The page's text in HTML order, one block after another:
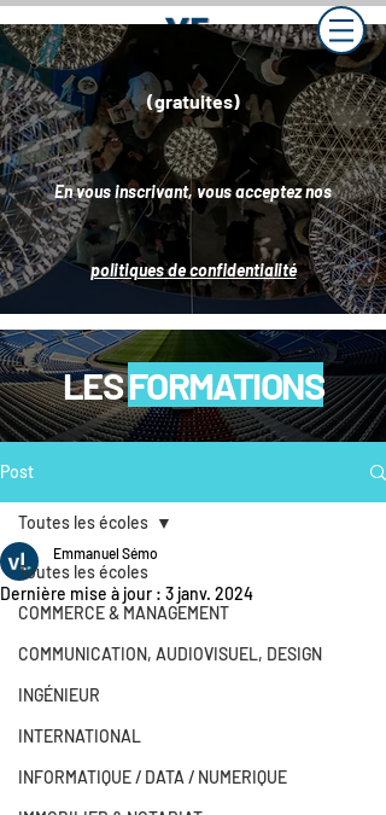
(gratuites)
En vous inscrivant, vous acceptez nos
politiques de confidentialité
LESFORMATIONS
Post
Toutes les écoles
COMMERCE & MANAGEMENT
COMMUNICATION, AUDIOVISUEL, DESIGN
INGÉNIEUR
INTERNATIONAL
INFORMATIQUE / DATA / NUMERIQUE
Toutes les écoles
Emmanuel Sémo
Dernière mise à jour : 3 janv. 2024